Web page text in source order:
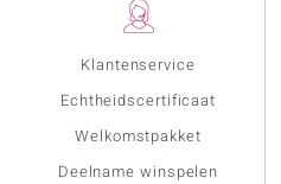
Klantenservice
Echtheidscertificaat
Welkomstpakket
Deelname winspelen